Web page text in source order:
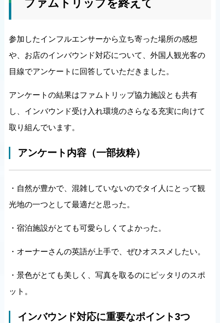
ファムトリップを終えて
参加したインフルエンサーから立ち寄った場所の感想
や、お店のインバウンド対応について、外国人観光客の
目線でアンケートに回答していただきました。
アンケートの結果はファムトリップ協力施設とも共有
し、インバウンド受け入れ環境のさらなる充実に向けて
取り組んでいます。
アンケート内容（一部抜粋）
・自然が豊かで、混雑していないのでタイ人にとって観
光地の一つとして最適だと思った。
・宿泊施設がとても可愛らしくてよかった。
・オーナーさんの英語が上手で、ぜひオススメしたい。
・景色がとても美しく、写真を取るのにピッタリのスポ
ット。
インバウンド対応に重要なポイント3つ